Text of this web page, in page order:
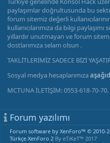
paylaşımlar doğrultusunda bu
forum sitemiz değerli
kullanıcılarımıza da bilgi
yıllardır unutmayan ve forum
dostlarımıza selam olsun .
TAKLİTLERİMİZ SADECE BİZİ
Sosyal medya hesaplarımıza
MCTUNA İLETİŞİM: 0553-618-70-70.
Forum yazılımı
Forum software by XenForo™ © 2010-
Türkçe XenForo 2 By eTiKeT™ 2017